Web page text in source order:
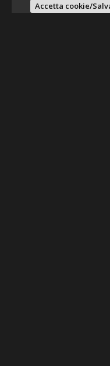
Accetta cookie/